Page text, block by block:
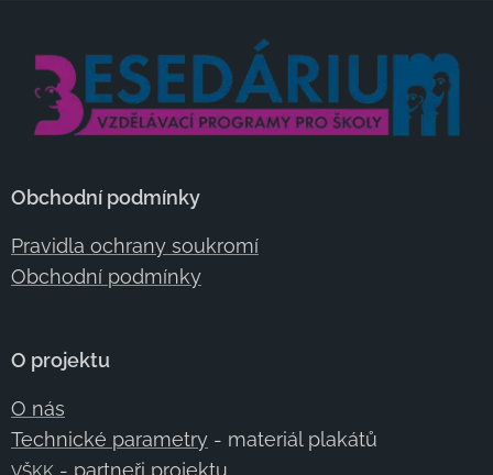
Obchodní podmínky
Pravidla ochrany soukromí
Obchodní podmínky
O projektu
O nás
Technické parametry - materiál plakátů